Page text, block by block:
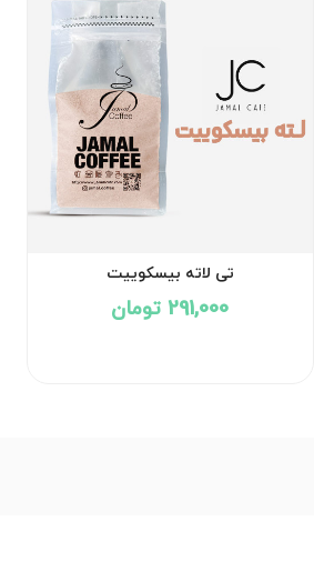
تی لاته بیسکوییت
291,000 تومان